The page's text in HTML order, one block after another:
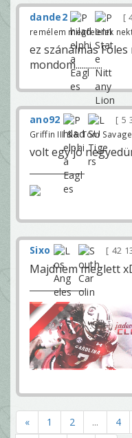
dande2
remélem megfelelek
ez szánalmas
mondom.............
ano92 5
Griffin III && Tom
volt egy jó
Sixo 42
Majdnem meglett
« 1 2 ... 4